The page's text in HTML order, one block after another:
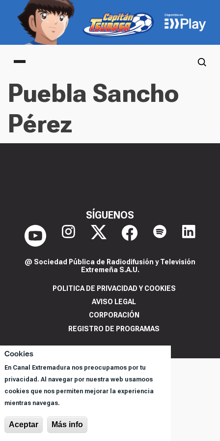
Cookies
En Canal Extremadura nos preocupamos por tu
privacidad. Al navegar por nuestra web usamoos
cookies que nos permiten mejorar la experiencia
mientras navegas.
Aceptar Más info
Main menu
Puebla Sancho
Pérez
SÍGUENOS
@ Sociedad Pública de Radiodifusión y Televisión
Extremeña S.A.U.
POLITICA DE PRIVACIDAD Y COOKIES
AVISO LEGAL
CORPORACIÓN
REGISTRO DE PROGRAMAS